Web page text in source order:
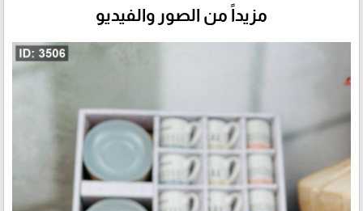
مزيداً من الصور والفيديو